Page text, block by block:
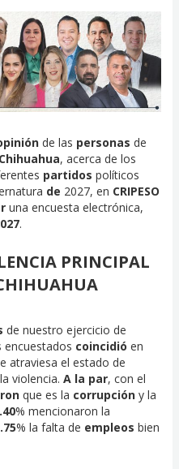
de las personas de
Chihuahua, acerca de los
partidos políticos
de 2027, en CRIPESO
una encuesta electrónica,
.
PRINCIPAL
de nuestro ejercicio de
encuestados coincidió en
atraviesa el estado de
violencia. A la par, con el
que es la corrupción y la
% mencionaron la
% la falta de empleos bien